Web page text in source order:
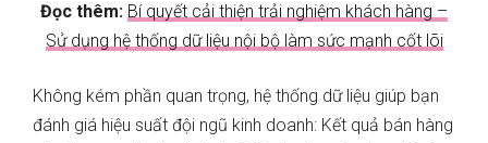
Đọc thêm: Bí quyết cải thiện trải nghiệm khách hàng –
Sử dụng hệ thống dữ liệu nội bộ làm sức mạnh cốt lõi
Không kém phần quan trọng, hệ thống dữ liệu giúp bạn
đánh giá hiệu suất đội ngũ kinh doanh: Kết quả bán hàng